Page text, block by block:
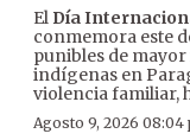
El Día
conmemora este
punibles de
indígenas en
violencia familiar,
Agosto 9, 2026 08:04